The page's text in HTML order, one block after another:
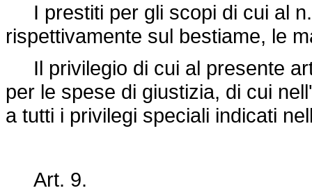
I prestiti per gli scopi di cui al
rispettivamente sul bestiame, le
Il privilegio di cui al presente
per le spese di giustizia, di cui
a tutti i privilegi speciali indicati
Art. 9.